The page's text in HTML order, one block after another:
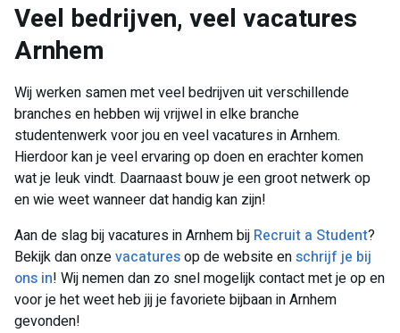
Veel bedrijven, veel vacatures
Arnhem
Wij werken samen met veel bedrijven uit verschillende
branches en hebben wij vrijwel in elke branche
studentenwerk voor jou en veel vacatures in Arnhem.
Hierdoor kan je veel ervaring op doen en erachter komen
wat je leuk vindt. Daarnaast bouw je een groot netwerk op
en wie weet wanneer dat handig kan zijn!
Aan de slag bij vacatures in Arnhem bij Recruit a Student?
Bekijk dan onzevacaturesop de website enschrijf je bij
ons in! Wij nemen dan zo snel mogelijk contact met je op en
voor je het weet heb jij je favoriete bijbaan in Arnhem
gevonden!